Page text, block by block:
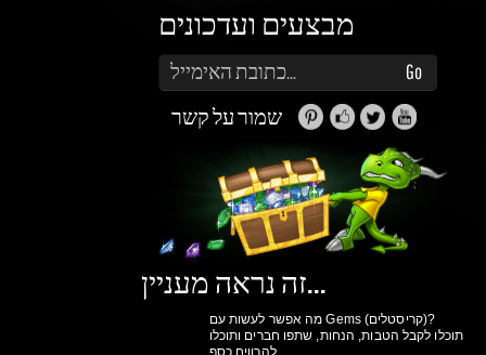
זה נראה מעניין...
תוכלו לקבל הטבות, הנחות, שתפו חברים ותוכלו
להרוויח כסף.
למידע נוסף ליחצו
גיימינג דרגונס
תנאי שימוש
הצהרת
נגישות
פרטיות
ואבטחת מידע